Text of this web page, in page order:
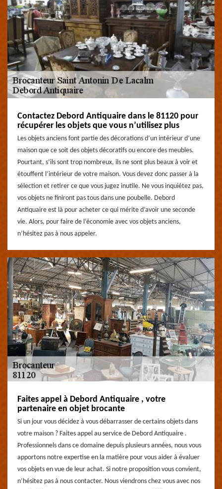
Contactez Debord Antiquaire dans le 81120 pour
récupérer les objets que vous n’utilisez plus
Les objets anciens font partie des décorations d’un intérieur d’une
maison que ce soit des objets décoratifs ou encore des meubles.
Pourtant, s’ils sont trop nombreux, ils ne sont plus beaux à voir et
étouffent l’intérieur de votre maison. Vous devez donc passer à la
sélection et retirer ce que vous jugez inutile. Ne vous inquiétez pas,
vos objets ne finiront pas tous dans une poubelle. Debord
Antiquaire est là pour acheter ce qui mérite d’avoir une seconde
vie. Alors, pour faire de l’économie avec vos objets anciens,
n’hésitez pas à nous appeler.
Faites appel à Debord Antiquaire , votre
partenaire en objet brocante
Si un jour vous décidez à vous débarrasser de certains objets dans
votre maison ? Faites appel au service de Debord Antiquaire .
Professionnels dans ce domaine depuis plusieurs années, nous vous
apportons notre expertise en la matière pour vous aider à évaluer
vos objets en vue de leur achat. Si notre proposition vous convient,
n’hésitez pas à nous contacter. Nous viendrons chez vous avec nos